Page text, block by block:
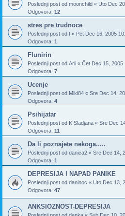
Poslednji post od moonchild « Uto Dec
Odgovora: 12
stres pre trudnoce
Poslednji post od t « Pet Dec 16, 2005
Odgovora: 1
Flunirin
Poslednji post od Arli « Čet Dec 15, 2005
Odgovora: 7
Ucenje
Poslednji post od Miki84 « Sre Dec 14,
Odgovora: 4
Psihijatar
Poslednji post od K.Sladjana « Sre Dec
Odgovora: 11
Da li poznajete nekoga.....
Poslednji post od danica2 « Sre Dec 14,
Odgovora: 1
DEPRESIJA I NAPAD PANIKE
Poslednji post od daninoc « Uto Dec 13,
Odgovora: 47
ANKSIOZNOST-DEPRESIJA